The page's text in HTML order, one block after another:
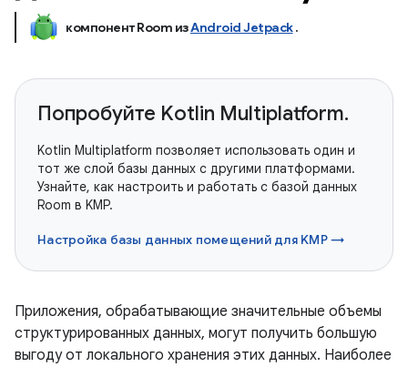
компонент Room изAndroid Jetpack.
Попробуйте Kotlin Multiplatform.
Kotlin Multiplatform позволяет использовать один и
тот же слой базы данных с другими платформами.
Узнайте, как настроить и работать с базой данных
Room в KMP.
Настройка базы данных помещений для KMP →
Приложения, обрабатывающие значительные объемы
структурированных данных, могут получить большую
выгоду от локального хранения этих данных. Наиболее